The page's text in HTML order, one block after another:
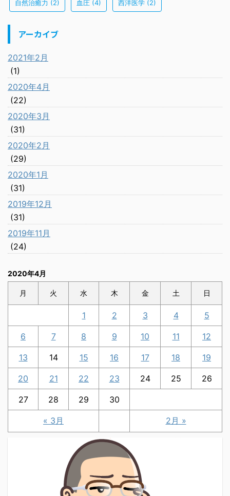
自然治癒力 (2) 血圧 (4) 西洋医学 (2)
アーカイブ
2021年2月
(1)
2020年4月
(22)
2020年3月
(31)
2020年2月
(29)
2020年1月
(31)
2019年12月
(31)
2019年11月
(24)
2020年4月
月 火 水 木 金 土 日
« 3月 2月 »
1 2 3 4 5
6 7 8 9 10 11 12
13 14 15 16 17 18 19
20 21 22 23 24 25 26
27 28 29 30